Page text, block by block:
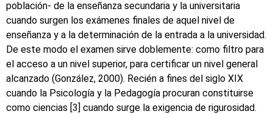
población- de la enseñanza secundaria y la universitaria
cuando surgen los exámenes finales de aquel nivel de
enseñanza y a la determinación de la entrada a la universidad.
De este modo el examen sirve doblemente: como filtro para
el acceso a un nivel superior, para certificar un nivel general
alcanzado (González, 2000). Recién a fines del siglo XIX
cuando la Psicología y la Pedagogía procuran constituirse
como ciencias [3] cuando surge la exigencia de rigurosidad.